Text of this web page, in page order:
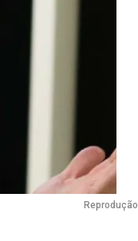
Reprodução